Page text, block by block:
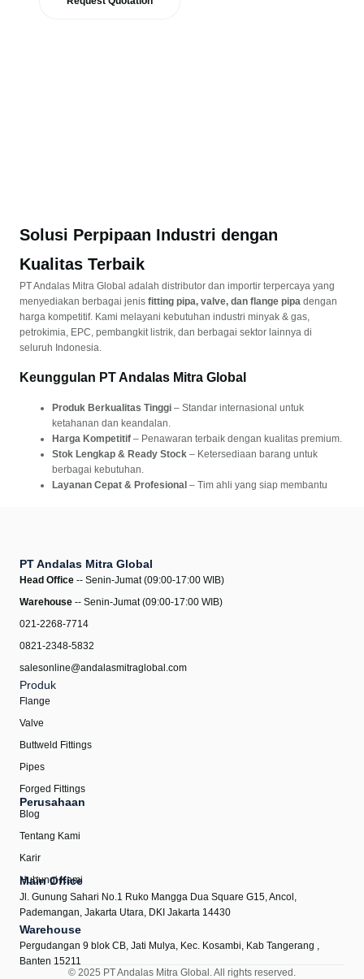
Solusi Perpipaan Industri dengan
Kualitas Terbaik
PT Andalas Mitra Global adalah distributor dan importir terpercaya yang
menyediakan berbagai jenis fitting pipa, valve, dan flange pipa dengan
harga kompetitif. Kami melayani kebutuhan industri minyak & gas,
petrokimia, EPC, pembangkit listrik, dan berbagai sektor lainnya di
seluruh Indonesia.
Keunggulan PT Andalas Mitra Global
Produk Berkualitas Tinggi – Standar internasional untuk
ketahanan dan keandalan.
Harga Kompetitif – Penawaran terbaik dengan kualitas premium.
Stok Lengkap & Ready Stock – Ketersediaan barang untuk
berbagai kebutuhan.
Layanan Cepat & Profesional – Tim ahli yang siap membantu
Produk Unggulan Kami
Kami menyediakan berbagai jenis
Gate Valve
Globe Valve– Regulasi aliran secara presisi.
Ball Valve
Flange pipa kami tersedia dalam berbagai spesifikasi:
Flange Class 150# hingga 5000#
kebutuhan industri.
on, Lap Joint.
3. Fitting Pipa – Komponen Vital dalam Sistem Perpipaan
Kami menawarkan berbagai jenisfitting pipa besiseperti:
Elbow (Siku Pipa)
presisi.
Reducer Concentric & Eccentric
secara optimal.
PT Andalas Mitra Global
Head Office -- Senin-Jumat (09:00-17:00 WIB)
Warehouse -- Senin-Jumat (09:00-17:00 WIB)
021-2268-7714
0821-2348-5832
salesonline@andalasmitraglobal.com
Produk
Flange
Valve
Buttweld Fittings
Pipes
Forged Fittings
Perusahaan
Blog
Tentang Kami
Karir
Hubungi Kami
Main Office
Jl. Gunung Sahari No.1 Ruko Mangga Dua Square G15, Ancol,
Pademangan, Jakarta Utara, DKI Jakarta 14430
Warehouse
Pergudangan 9 blok CB, Jati Mulya, Kec. Kosambi, Kab Tangerang ,
Banten 15211
© 2025 PT Andalas Mitra Global. All rights reserved.